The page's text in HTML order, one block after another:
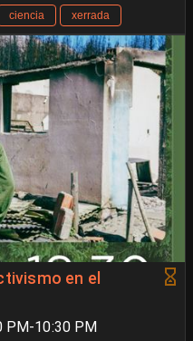
ciencia xerrada
en el
PM-10:30 PM